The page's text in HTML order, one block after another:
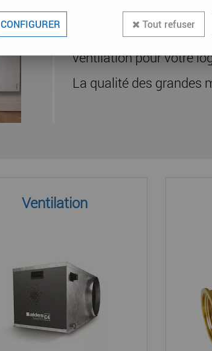
Découvrez nos
ventilation pour votre
La qualité des grandes
Ventilation
CONFIGURER Tout refuser